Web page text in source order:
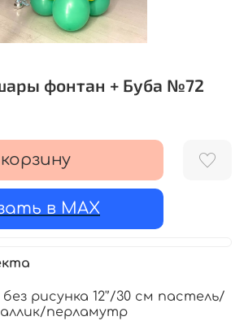
фонтан + Буба №72
в MAX
рисунка 12'’/30 см пастель/
перламутр